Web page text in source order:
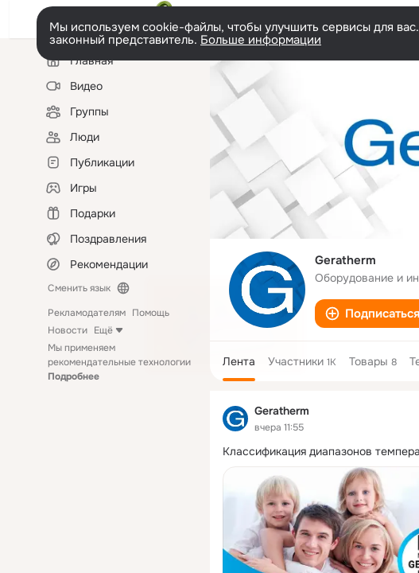
Мы используем cookie-файлы, чтобы улучшить сервисы для
законный представитель. Больше информации
Левая
колонкаГлавная
Видео
Группы
Люди
Публикации
Игры
Подарки
Поздравления
Рекомендации
Сменить язык
Рекламодателям Помощь
Новости Ещё
Мы применяем
рекомендательные технологии
Подробнее
Geratherm
Оборудование и
Подписаться
Лента Участники 1K Товары 8
Geratherm
вчера 11:55
Классификация диапазонов